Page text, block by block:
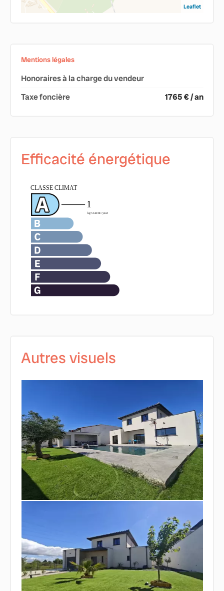
Leaflet
Mentions légales
Honoraires à la charge du vendeur
Taxe foncière
1765 € / an
Efficacité énergétique
Autres visuels